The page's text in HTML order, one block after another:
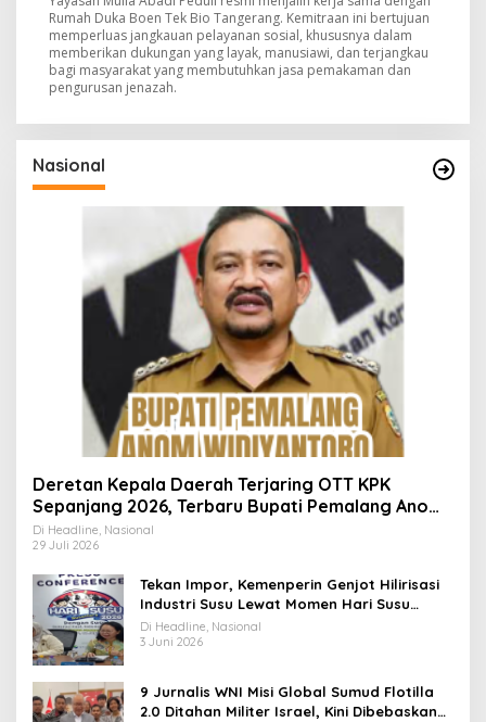
Rumah Duka Boen Tek Bio Tangerang. Kemitraan ini bertujuan
memperluas jangkauan pelayanan sosial, khususnya dalam
memberikan dukungan yang layak, manusiawi, dan terjangkau
bagi masyarakat yang membutuhkan jasa pemakaman dan
pengurusan jenazah.
Nasional
Deretan Kepala Daerah Terjaring OTT KPK
Sepanjang 2026, Terbaru Bupati Pemalang Anom
Widiyantoro
Di Headline, Nasional
29 Juli 2026
Tekan Impor, Kemenperin Genjot Hilirisasi
Industri Susu Lewat Momen Hari Susu
Nusantara 2026
Di Headline, Nasional
3 Juni 2026
9 Jurnalis WNI Misi Global Sumud Flotilla
2.0 Ditahan Militer Israel, Kini Dibebaskan